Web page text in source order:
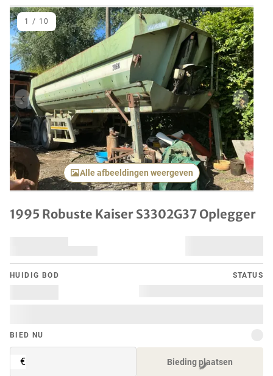
Vorig item
Alle afbeeldingen weergeven
1 / 10
1995 Robuste Kaiser S3302G37 Oplegger
HUIDIG ​​BOD STATUS
BIED NU
€ Bieding plaatsen